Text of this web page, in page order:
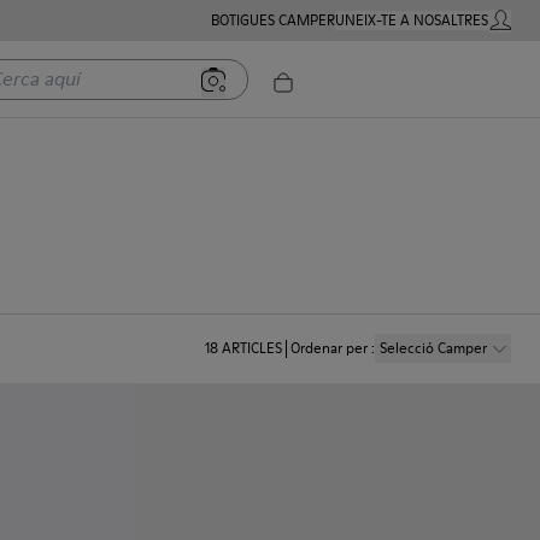
BOTIGUES CAMPERUNEIX-TE A NOSALTRES
aquí
18ARTICLES Ordenar per: Selecció Camper